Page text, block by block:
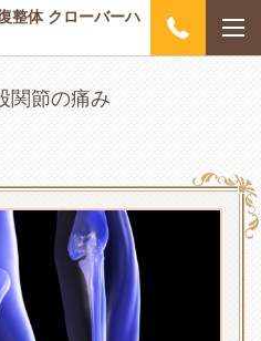
整体 クローバーハ
関節の痛み